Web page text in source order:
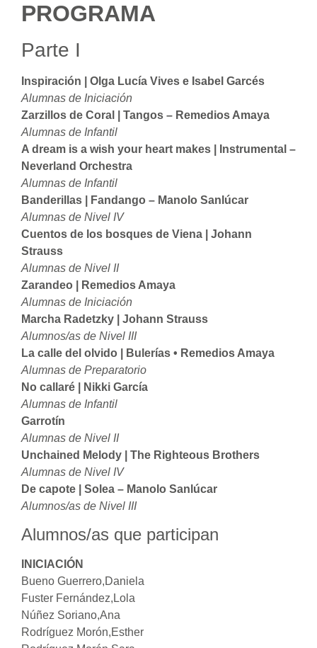
PROGRAMA
Parte I
Inspiración | Olga Lucía Vives e Isabel Garcés
Alumnas de Iniciación
Zarzillos de Coral | Tangos – Remedios Amaya
Alumnas de Infantil
A dream is a wish your heart makes |
Instrumental –
Neverland Orchestra
Alumnas de Infantil
Banderillas |
Fandango – Manolo Sanlúcar
Alumnas de Nivel IV
Cuentos de los bosques de Viena | Johann
Strauss
Alumnas de Nivel II
Zarandeo |
Remedios Amaya
Alumnas de Iniciación
Marcha Radetzky | Johann Strauss
Alumnos/as de Nivel III
La calle del olvido |
Bulerías • Remedios Amaya
Alumnas de Preparatorio
No callaré |
Nikki García
Alumnas de Infantil
Garrotín
Alumnas de Nivel II
Unchained Melody | The Righteous Brothers
Alumnas de Nivel IV
De capote | Solea – Manolo Sanlúcar
Alumnos/as de Nivel III
Alumnos/as que participan
INICIACIÓN
Bueno Guerrero,Daniela
Fuster Fernández,Lola
Núñez Soriano,Ana
Rodríguez Morón,Esther